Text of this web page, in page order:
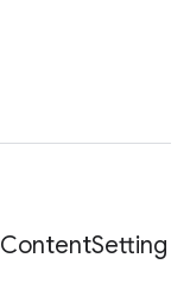
ContentSetting